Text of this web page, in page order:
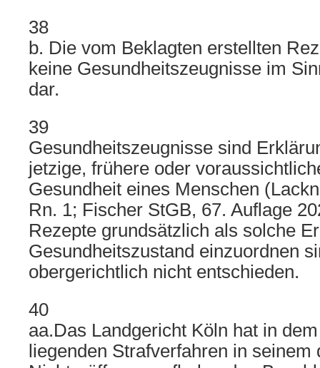
38
b. Die vom Beklagten erstellten
keine Gesundheitszeugnisse im
dar.
39
Gesundheitszeugnisse sind
jetzige, frühere oder
Gesundheit eines Menschen
Rn. 1; Fischer StGB, 67. Auflage
Rezepte grundsätzlich als solche
Gesundheitszustand einzuordnen
obergerichtlich nicht entschieden.
40
aa.Das Landgericht Köln hat in
liegenden Strafverfahren in